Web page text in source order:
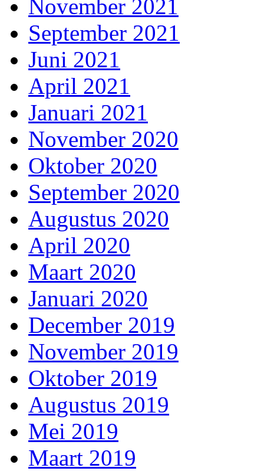
November 2021
September 2021
Juni 2021
April 2021
Januari 2021
November 2020
Oktober 2020
September 2020
Augustus 2020
April 2020
Maart 2020
Januari 2020
December 2019
November 2019
Oktober 2019
Augustus 2019
Mei 2019
Maart 2019